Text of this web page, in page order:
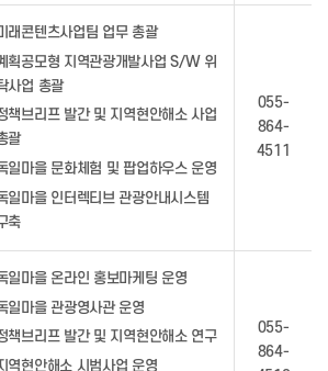
미래콘텐츠사업팀 업무 총괄
획공모형 지역관광개발사업 S/W 위
사업 총괄
책브리프 발간 및 지역현안해소 사업
괄
일마을 문화체험 및 팝업하우스 운영
일마을 인터렉티브 관광안내시스템
축
055-
864-
4511
일마을 온라인 홍보마케팅 운영
일마을 관광영사관 운영
책브리프 발간 및 지역현안해소 연구
역현안해소 시범사업 운영
055-
864-